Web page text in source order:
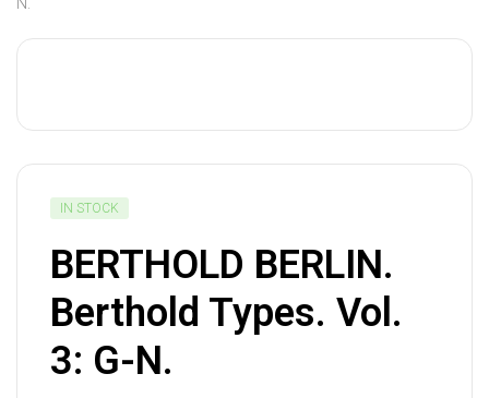
IN STOCK
BERTHOLD BERLIN.
Berthold Types. Vol.
3: G-N.